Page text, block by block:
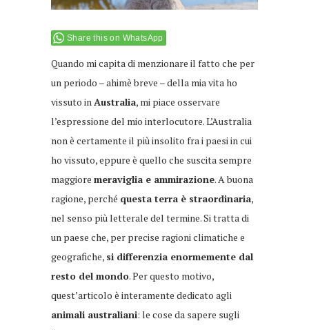
Share this on WhatsApp
Quando mi capita di menzionare il fatto che per
un periodo – ahimè breve – della mia vita ho
vissuto in Australia, mi piace osservare
l’espressione del mio interlocutore. L’Australia
non è certamente il più insolito fra i paesi in cui
ho vissuto, eppure è quello che suscita sempre
maggiore meraviglia e ammirazione. A buona
ragione, perché questa terra è straordinaria,
nel senso più letterale del termine. Si tratta di
un paese che, per precise ragioni climatiche e
geografiche, si differenzia enormemente dal
resto del mondo. Per questo motivo,
quest’articolo è interamente dedicato agli
animali australiani: le cose da sapere sugli